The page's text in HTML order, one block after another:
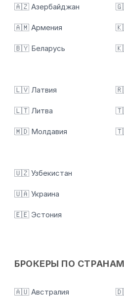
🇦🇿 Азербайджан
🇦🇲 Армения
🇧🇾 Беларусь
🇱🇻 Латвия
🇱🇹 Литва
🇲🇩 Молдавия
🇺🇿 Узбекистан
🇺🇦 Украина
🇪🇪 Эстония
БРОКЕРЫ ПО
🇦🇺 Австралия